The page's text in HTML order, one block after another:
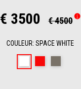
€ 3500 € 4500
COULEUR: SPACE WHITE